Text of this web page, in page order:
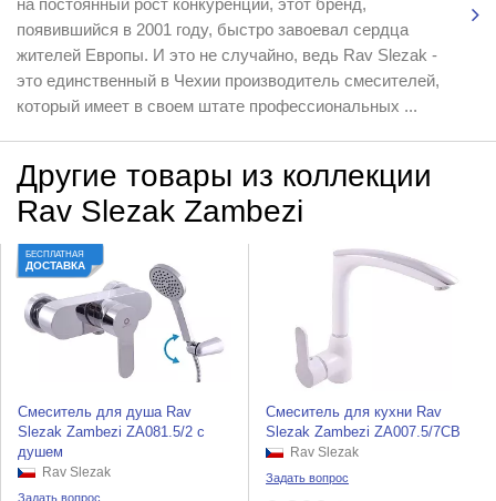
появившийся в 2001 году, быстро завоевал сердца
жителей Европы. И это не случайно, ведь Rav Slezak -
это единственный в Чехии производитель смесителей,
который имеет в своем штате профессиональных ...
Другие товары из коллекции
Rav Slezak Zambezi
БЕСПЛАТНАЯ
ДОСТАВКА
Смеситель для душа Rav
Slezak Zambezi ZA081.5/2 с
душем
Rav Slezak
Задать вопрос
Смеситель для кухни Rav
Slezak Zambezi ZA007.5/7CB
Rav Slezak
Задать вопрос